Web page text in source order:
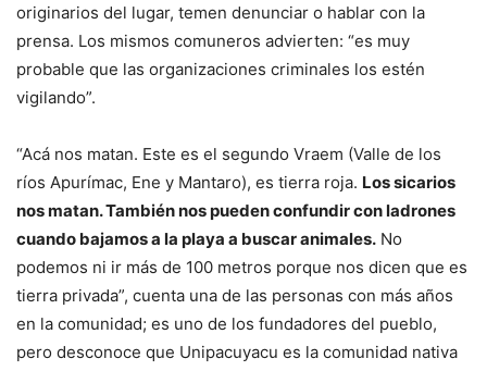
originarios del lugar, temen denunciar o hablar con la
prensa. Los mismos comuneros advierten: “es muy
probable que las organizaciones criminales los estén
vigilando”.
“Acá nos matan. Este es el segundo Vraem (Valle de los
ríos Apurímac, Ene y Mantaro), es tierra roja. Los sicarios
nos matan. También nos pueden confundir con ladrones
cuando bajamos a la playa a buscar animales. No
podemos ni ir más de 100 metros porque nos dicen que es
tierra privada”, cuenta una de las personas con más años
en la comunidad; es uno de los fundadores del pueblo,
pero desconoce que Unipacuyacu es la comunidad nativa